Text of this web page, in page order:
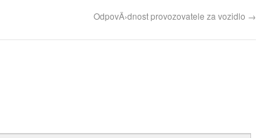
OdpovÄ›dnost provozovatele za vozidlo →